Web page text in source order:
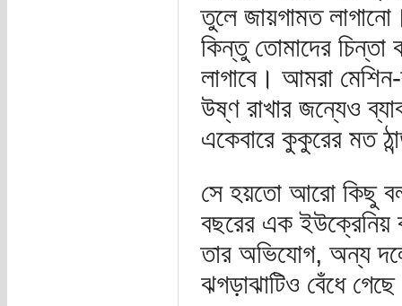
তুলে জায়গামত
কিন্তু তোমাদের
লাগাবে। আমরা
উষ্ণ রাখার জন্যেও
একেবারে কুকুরের মত
সে হয়তো আরো কিছু
বছরের এক ইউক্রেনিয়
তার অভিযোগ, অন্য
ঝগড়াঝাটিও বেঁধে